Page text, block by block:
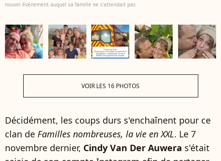
nouvel événement auquel sa famille ne s'attendait pas
VOIR LES 16 PHOTOS
Décidément, les coups durs s'enchaînent pour ce
clan de Familles nombreuses, la vie en XXL. Le 7
novembre dernier, Cindy Van Der Auwera s'était